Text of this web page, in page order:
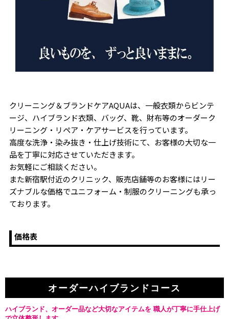
クリーニング＆ブランドケアAQUAは、一般衣類からビンテ
ージ、ハイブランド衣類、バッグ、靴、財布等のオーダーク
リーニング・リペア・ケアサービスを行っています。
高度な洗浄・染み抜き・仕上げ技術にて、お客様の大切な一
品を丁寧に対応させていただきます。
お気軽にご相談ください。
また新宿駅付近のクリニック、販売店舗等のお客様にはリー
ズナブルな価格でユニフォーム・制服のクリーニングも承っ
ております。
価格表
オーダーハイブランドコース
ハイブランド、オーダー品など大切なアイテムを 職人が丁寧に手仕上げ